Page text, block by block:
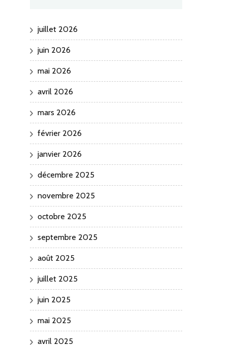
juillet 2026
juin 2026
mai 2026
avril 2026
mars 2026
février 2026
janvier 2026
décembre 2025
novembre 2025
octobre 2025
septembre 2025
août 2025
juillet 2025
juin 2025
mai 2025
avril 2025